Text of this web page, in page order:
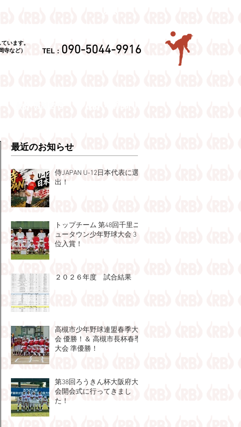
います。
など）
TEL： 090-5044-9916
最近のお知らせ
侍JAPAN U-12日本代表に選
出！
トップチーム 第48回千⾥ニ
ュータウン少年野球⼤会 3
位入賞！
２０２６年度 試合結果
高槻市少年野球連盟春季大
会 優勝！＆ 高槻市長杯春季
大会 準優勝！
第38回ろうきん杯大阪府大
会開会式に行ってきまし
た！